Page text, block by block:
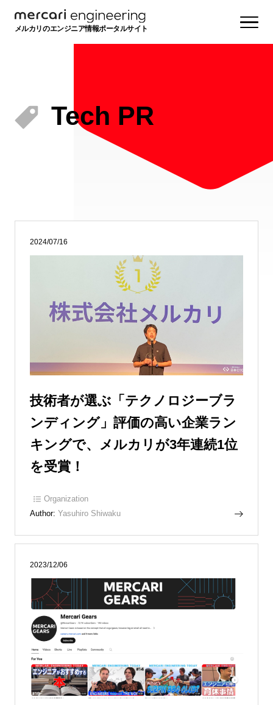
メルカリのエンジニア情報ポータルサイト
Tech PR
2024/07/16
技術者が選ぶ「テクノロジーブラ
ンディング」評価の高い企業ラン
キングで、メルカリが3年連続1位
を受賞！
Organization
Author: Yasuhiro Shiwaku
2023/12/06